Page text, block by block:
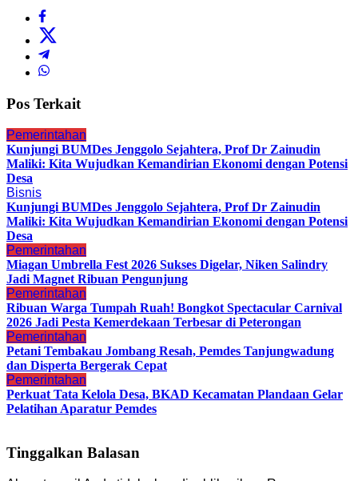
Pos Terkait
Pemerintahan
Kunjungi BUMDes Jenggolo Sejahtera, Prof Dr Zainudin
Maliki: Kita Wujudkan Kemandirian Ekonomi dengan Potensi
Desa
Bisnis
Kunjungi BUMDes Jenggolo Sejahtera, Prof Dr Zainudin
Maliki: Kita Wujudkan Kemandirian Ekonomi dengan Potensi
Desa
Pemerintahan
Miagan Umbrella Fest 2026 Sukses Digelar, Niken Salindry
Jadi Magnet Ribuan Pengunjung
Pemerintahan
Ribuan Warga Tumpah Ruah! Bongkot Spectacular Carnival
2026 Jadi Pesta Kemerdekaan Terbesar di Peterongan
Pemerintahan
Petani Tembakau Jombang Resah, Pemdes Tanjungwadung
dan Disperta Bergerak Cepat
Pemerintahan
Perkuat Tata Kelola Desa, BKAD Kecamatan Plandaan Gelar
Pelatihan Aparatur Pemdes
Tinggalkan Balasan